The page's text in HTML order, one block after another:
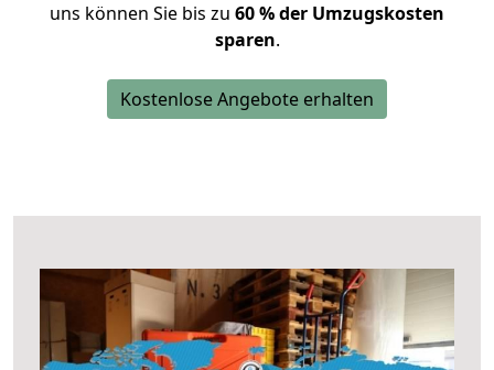
uns können Sie bis zu 60 % der Umzugskosten
sparen.
Kostenlose Angebote erhalten